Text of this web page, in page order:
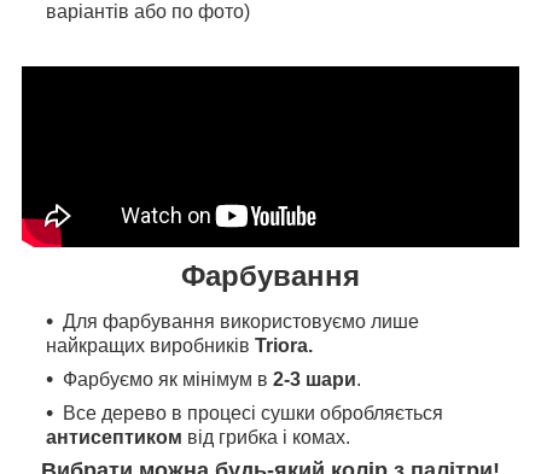
варіантів або по фото)
Фарбування
Для фарбування використовуємо лише
найкращих виробників Triora.
Фарбуємо як мінімум в 2-3 шари.
Все дерево в процесі сушки обробляється
антисептиком від грибка і комах.